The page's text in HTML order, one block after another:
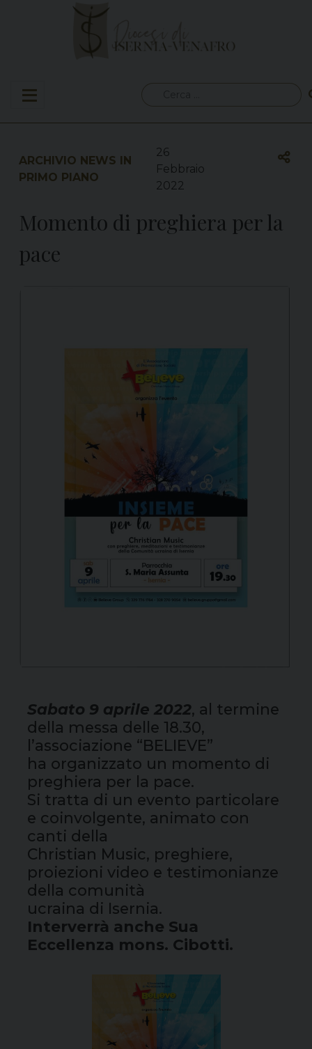
per:
ARCHIVIO NEWS IN
PRIMO PIANO
26
Febbraio
2022
Momento di preghiera per la
pace
Sabato 9 aprile 2022, al termine
della messa delle 18.30,
l’associazione “BELIEVE”
ha organizzato un momento di
preghiera per la pace.
Si tratta di un evento particolare
e coinvolgente, animato con
canti della
Christian Music, preghiere,
proiezioni video e testimonianze
della comunità
ucraina di Isernia.
Interverrà anche Sua
Eccellenza mons. Cibotti.